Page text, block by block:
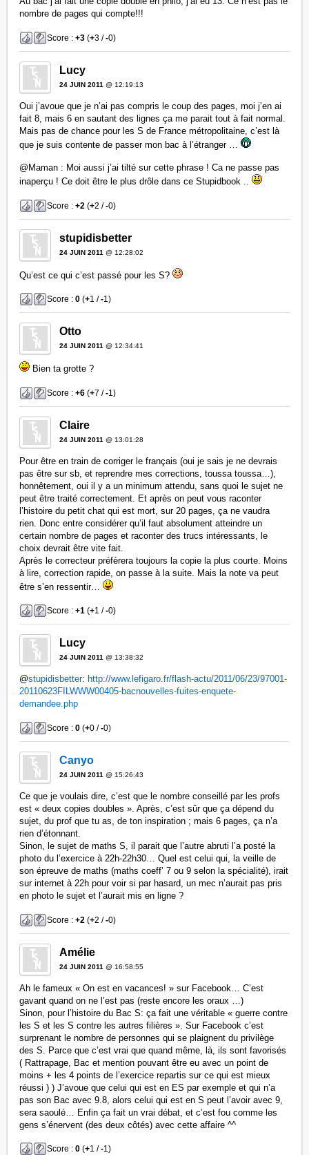
nombre de pages qui compte!!!
Score :+3 (+3 /-0)
Lucy
24 JUIN 2011 @ 12:19:13
Oui j’avoue que je n’ai pas compris le coup des pages, moi j’en ai
fait 8, mais 6 en sautant des lignes ça me parait tout à fait normal.
Mais pas de chance pour les S de France métropolitaine, c’est là
que je suis contente de passer mon bac à l’étranger …
@Maman : Moi aussi j’ai tilté sur cette phrase ! Ca ne passe pas
inaperçu ! Ce doit être le plus drôle dans ce Stupidbook ..
Score :+2 (+2 /-0)
stupidisbetter
24 JUIN 2011 @ 12:28:02
Qu’est ce qui c’est passé pour les S?
Score :0 (+1 /-1)
Otto
24 JUIN 2011 @ 12:34:41
Bien ta grotte ?
Score :+6 (+7 /-1)
Claire
24 JUIN 2011 @ 13:01:28
Pour être en train de corriger le français (oui je sais je ne devrais
pas être sur sb, et reprendre mes corrections, toussa toussa…),
honnêtement, oui il y a un minimum attendu, sans quoi le sujet ne
peut être traité correctement. Et après on peut vous raconter
l’histoire du petit chat qui est mort, sur 20 pages, ça ne vaudra
rien. Donc entre considérer qu’il faut absolument atteindre un
certain nombre de pages et raconter des trucs intéressants, le
choix devrait être vite fait.
Après le correcteur préfèrera toujours la copie la plus courte. Moins
à lire, correction rapide, on passe à la suite. Mais la note va peut
être s’en ressentir…
Score :+1 (+1 /-0)
Lucy
24 JUIN 2011 @ 13:38:32
@stupidisbetter: http://www.lefigaro.fr/flash-actu/2011/06/23/97001-
20110623FILWWW00405-bacnouvelles-fuites-enquete-
demandee.php
Score :0 (+0 /-0)
Canyo
24 JUIN 2011 @ 15:26:43
Ce que je voulais dire, c’est que le nombre conseillé par les profs
est « deux copies doubles ». Après, c’est sûr que ça dépend du
sujet, du prof que tu as, de ton inspiration ; mais 6 pages, ça n’a
rien d’étonnant.
Sinon, le sujet de maths S, il parait que l’autre abruti l’a posté la
photo du l’exercice à 22h-22h30… Quel est celui qui, la veille de
son épreuve de maths (maths coeff’ 7 ou 9 selon la spécialité), irait
sur internet à 22h pour voir si par hasard, un mec n’aurait pas pris
en photo le sujet et l’aurait mis en ligne ?
Score :+2 (+2 /-0)
Amélie
24 JUIN 2011 @ 16:58:55
Ah le fameux « On est en vacances! » sur Facebook… C’est
gavant quand on ne l’est pas (reste encore les oraux …)
Sinon, pour l’histoire du Bac S: ça fait une véritable « guerre contre
les S et les S contre les autres filières ». Sur Facebook c’est
surprenant le nombre de personnes qui se plaignent du privilège
des S. Parce que c’est vrai que quand même, là, ils sont favorisés
( Rattrapage, Bac et mention pouvant être eu avec un point de
moins + les 4 points de l’exercice repartis sur ce qui est mieux
réussi ) ) J’avoue que celui qui est en ES par exemple et qui n’a
pas son Bac avec 9.8, alors celui qui est en S peut l’avoir avec 9,
sera saoulé… Enfin ça fait un vrai débat, et c’est fou comme les
gens s’énervent (des deux côtés) avec cette affaire ^^
Score :0 (+1 /-1)